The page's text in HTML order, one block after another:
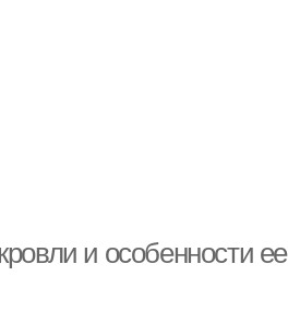
и особенности ее